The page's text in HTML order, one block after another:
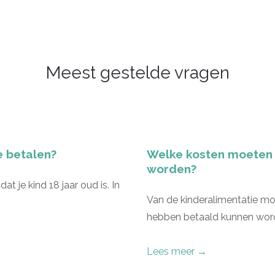
Meest gestelde vragen
betalen?
je kind 18 jaar oud is. In
Welke kosten
worden?
Van de kinderalimentatie
hebben betaald kunnen
Lees meer →